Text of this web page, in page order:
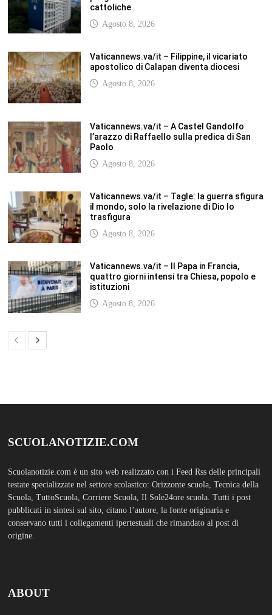
cattoliche
Agosto 8, 2026
Vaticannews.va/it – Filippine, il vicariato
apostolico di Calapan diventa diocesi
Agosto 8, 2026
Vaticannews.va/it – A Castel Gandolfo
l’arazzo di Raffaello sulla predica di San
Paolo
Agosto 8, 2026
Vaticannews.va/it – Tagle: la guerra sfigura
il mondo, solo la rivelazione di Dio lo
trasfigura
Agosto 8, 2026
Vaticannews.va/it – Il Papa in Francia,
quattro giorni intensi tra Chiesa, popolo e
istituzioni
Agosto 8, 2026
SCUOLANOTIZIE.COM
Scuolanotizie.com è un sito web realizzato con i Feed Rss delle principali
testate specializzate nel settore scolastico: Orizzonte scuola, Tecnica della
Scuola, TuttoScuola, Corriere Scuola, Il Sole24ore scuola. Tutti i post
pubblicati in sintesi sul sito, citano l’autore, la fonte originaria e
conservano tutti i collegamenti ipertestuali che rimandato al post di
origine.
ABOUT